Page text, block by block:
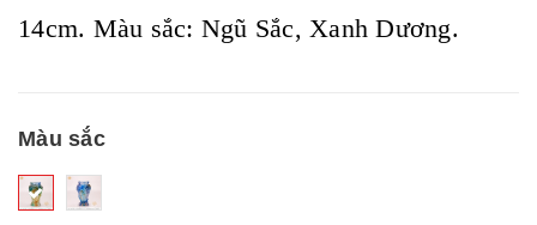
14cm. Màu sắc: Ngũ Sắc, Xanh Dương.
Màu sắc